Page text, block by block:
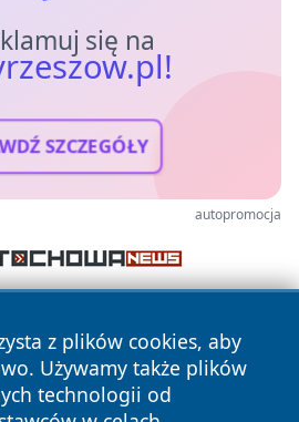
się na
SZCZEGÓŁY
autopromocja
z plików cookies, aby
Używamy także plików
technologii od